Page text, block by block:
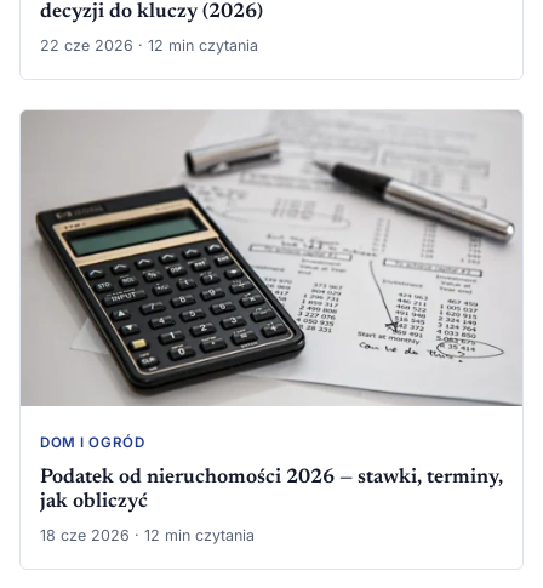
decyzji do kluczy (2026)
22 cze 2026 · 12 min czytania
DOM I OGRÓD
Podatek od nieruchomości 2026 — stawki, terminy,
jak obliczyć
18 cze 2026 · 12 min czytania